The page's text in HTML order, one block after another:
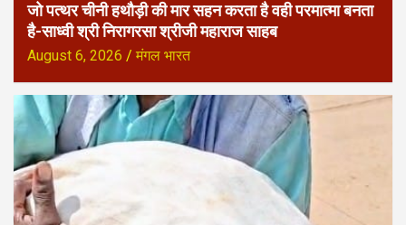
जो पत्थर चीनी हथौड़ी की मार सहन करता है वही परमात्मा बनता
है-साध्वी श्री निरागरसा श्रीजी महाराज साहब
August 6, 2026 मंगल भारत